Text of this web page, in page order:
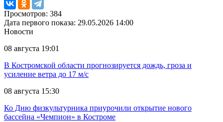
Просмотров: 384
Дата первого показа: 29.05.2026 14:00
Новости
08 августа 19:01
В Костромской области прогнозируется дождь, гроза и
усиление ветра до 17 м/с
08 августа 15:30
Ко Дню физкультурника приурочили открытие нового
бассейна «Чемпион» в Костроме